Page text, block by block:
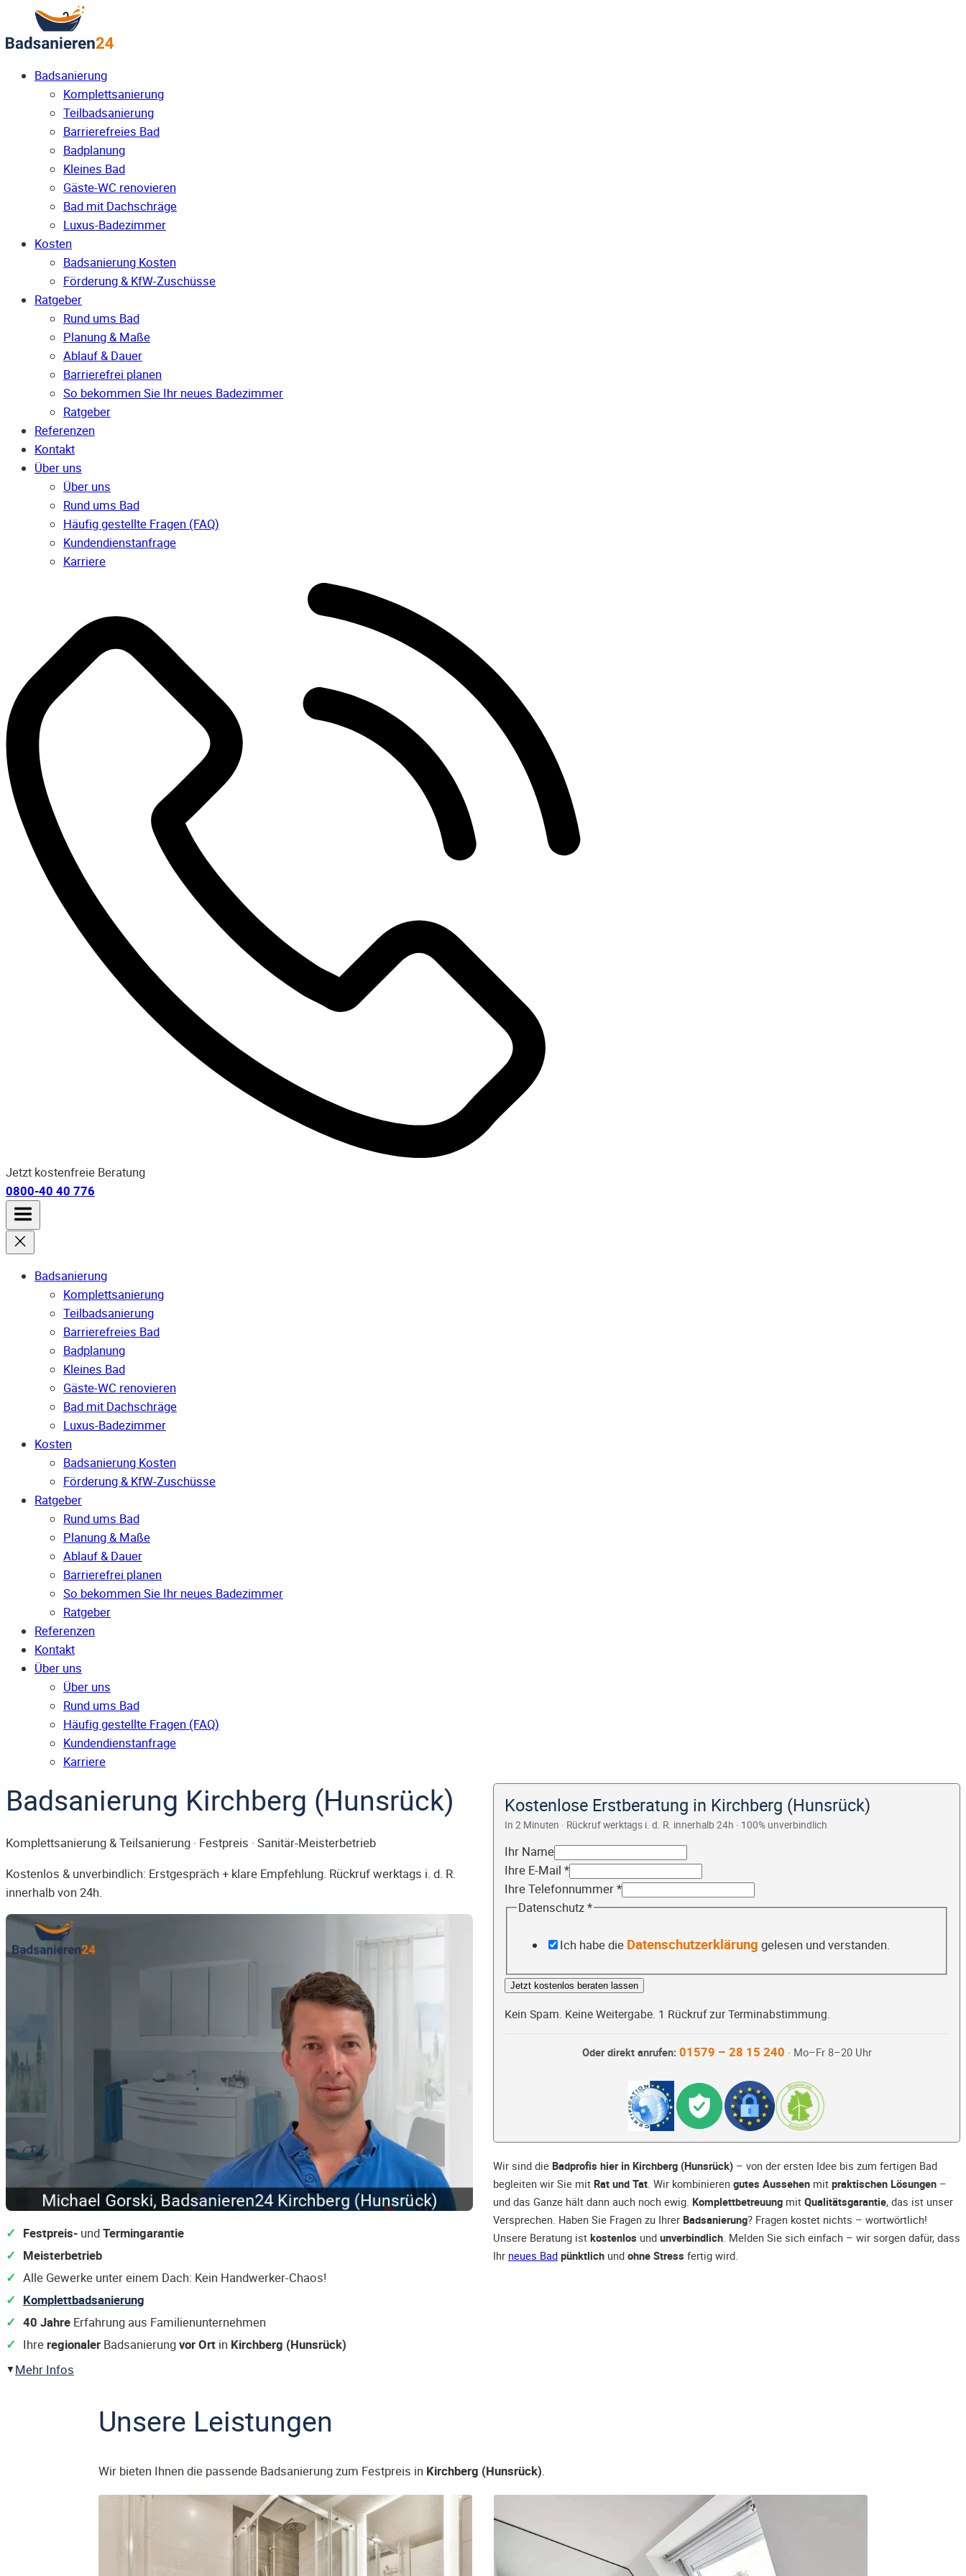
Badsanierung
Komplettsanierung
Teilbadsanierung
Barrierefreies Bad
Badplanung
Kleines Bad
Gäste-WC renovieren
Bad mit Dachschräge
Luxus-Badezimmer
Kosten
Badsanierung Kosten
Förderung & KfW-Zuschüsse
Ratgeber
Rund ums Bad
Planung & Maße
Ablauf & Dauer
Barrierefrei planen
So bekommen Sie Ihr neues Badezimmer
Ratgeber
Referenzen
Kontakt
Über uns
Über uns
Rund ums Bad
Häufig gestellte Fragen (FAQ)
Kunden­dienst­anfrage
Karriere
Jetzt kostenfreie Beratung
0800-40 40 776
Badsanierung
Komplettsanierung
Teilbadsanierung
Barrierefreies Bad
Badplanung
Kleines Bad
Gäste-WC renovieren
Bad mit Dachschräge
Luxus-Badezimmer
Kosten
Badsanierung Kosten
Förderung & KfW-Zuschüsse
Ratgeber
Rund ums Bad
Planung & Maße
Ablauf & Dauer
Barrierefrei planen
So bekommen Sie Ihr neues Badezimmer
Ratgeber
Referenzen
Kontakt
Über uns
Über uns
Rund ums Bad
Häufig gestellte Fragen (FAQ)
Kunden­dienst­anfrage
Karriere
Badsanierung Kirchberg (Hunsrück)
Komplettsanierung & Teilsanierung · Festpreis · Sanitär-Meisterbetrieb
Kostenlos & unverbindlich: Erstgespräch + klare Empfehlung. Rückruf werktags i. d. R.
innerhalb von 24h.
Festpreis- undTermingarantie
Meisterbetrieb
Alle Gewerke unter einem Dach: Kein Handwerker-Chaos!
Komplettbadsanierung
40 Jahre Erfahrung aus Familienunternehmen
Ihre regionaler Badsanierungvor Ort in Kirchberg (Hunsrück)
Mehr Infos
Kostenlose Erstberatung in Kirchberg (Hunsrück)
In 2 Minuten · Rückruf werktags i. d. R. innerhalb 24h · 100% unverbindlich
Ihr Name
Ihre E-Mail *
Ihre Telefonnummer*
Datenschutz*
Ich habe die Datenschutzerklärung gelesen und verstanden.
Jetzt kostenlos beraten lassen
Kein Spam. Keine Weitergabe. 1 Rückruf zur Terminabstimmung.
Oder direkt anrufen: 01579 – 28 15 240 · Mo–Fr 8–20 Uhr
Wir sind die Badprofis hier in Kirchberg (Hunsrück) – von der ersten Idee bis zum fertigen Bad
begleiten wir Sie mit Rat und Tat. Wir kombinieren gutes Aussehen mit praktischen Lösungen –
und das Ganze hält dann auch noch ewig. Komplettbetreuung mit Qualitätsgarantie, das ist unser
Versprechen. Haben Sie Fragen zu Ihrer Badsanierung? Fragen kostet nichts – wortwörtlich!
Unsere Beratung ist kostenlos und unverbindlich. Melden Sie sich einfach – wir sorgen dafür, dass
Ihr neues Bad pünktlich und ohne Stress fertig wird.
Unsere Leistungen
Wir bieten Ihnen die passende Badsanierung zum Festpreis in Kirchberg (Hunsrück).